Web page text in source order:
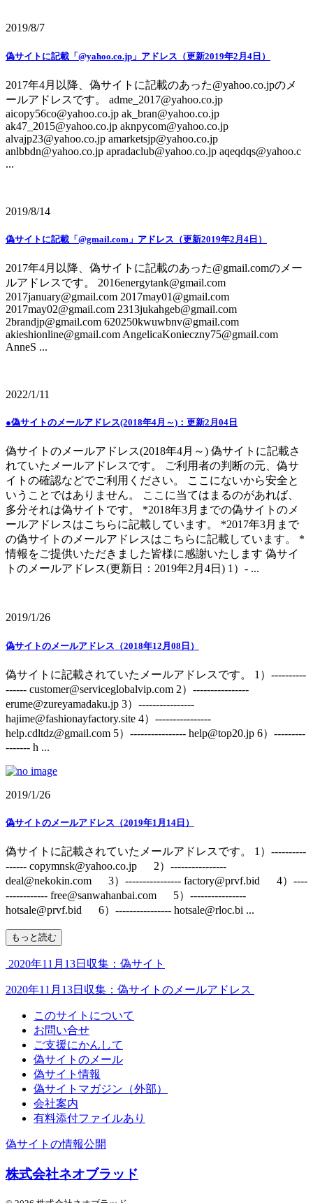
2019/8/7
偽サイトに記載「@yahoo.co.jp」アドレス（更新2019年2月4日）
2017年4月以降、偽サイトに記載のあった@yahoo.co.jpのメ
ールアドレスです。 adme_2017@yahoo.co.jp
aicopy56co@yahoo.co.jp ak_bran@yahoo.co.jp
ak47_2015@yahoo.co.jp aknpycom@yahoo.co.jp
alvajp23@yahoo.co.jp amarketsjp@yahoo.co.jp
anlbbdn@yahoo.co.jp apradaclub@yahoo.co.jp aqeqdqs@yahoo.c
...
2019/8/14
偽サイトに記載「@gmail.com」アドレス（更新2019年2月4日）
2017年4月以降、偽サイトに記載のあった@gmail.comのメー
ルアドレスです。 2016energytank@gmail.com
2017january@gmail.com 2017may01@gmail.com
2017may02@gmail.com 2313jukahgeb@gmail.com
2brandjp@gmail.com 620250kwuwbnv@gmail.com
akieshionline@gmail.com AngelicaKonieczny75@gmail.com
AnneS ...
2022/1/11
●偽サイトのメールアドレス(2018年4月～)：更新2月04日
偽サイトのメールアドレス(2018年4月～) 偽サイトに記載さ
れていたメールアドレスです。 ご利用者の判断の元、偽サ
イトの確認などでご利用ください。 ここにないから安全と
いうことではありません。 ここに当てはまるのがあれば、
多分それは偽サイトです。 *2018年3月までの偽サイトのメ
ールアドレスはこちらに記載しています。 *2017年3月まで
の偽サイトのメールアドレスはこちらに記載しています。 *
情報をご提供いただきました皆様に感謝いたします 偽サイ
トのメールアドレス(更新日：2019年2月4日) 1）- ...
2019/1/26
偽サイトのメールアドレス（2018年12月08日）
偽サイトに記載されていたメールアドレスです。 1）----------
------ customer@serviceglobalvip.com 2）----------------
erume@zureyamadaku.jp 3）----------------
hajime@fashionayfactory.site 4）----------------
help.cdltdz@gmail.com 5）---------------- help@top20.jp 6）---------
------- h ...
2019/1/26
偽サイトのメールアドレス（2019年1月14日）
偽サイトに記載されていたメールアドレスです。 1）----------
------ copymnsk@yahoo.co.jp 2）----------------
deal@nekokin.com 3）---------------- factory@prvf.bid 4）----
------------ free@sanwahanbai.com 5）----------------
hotsale@prvf.bid 6）---------------- hotsale@rloc.bi ...
もっと読む
2020年11月13日収集：偽サイト
2020年11月13日収集：偽サイトのメールアドレス
このサイトについて
お問い合せ
ご支援にかんして
偽サイトのメール
偽サイト情報
偽サイトマガジン（外部）
会社案内
有料添付ファイルあり
偽サイトの情報公開
株式会社ネオブラッド